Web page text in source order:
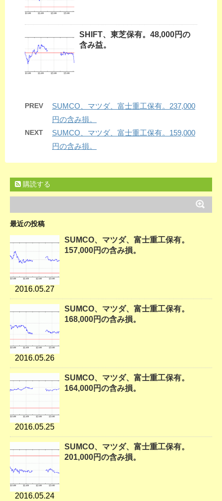
SHIFT、東芝保有。48,000円の
含み益。
PREV
SUMCO、マツダ、富士重工保有。237,000
円の含み損。
NEXT
SUMCO、マツダ、富士重工保有。159,000
円の含み損。
購読する
最近の投稿
2016.05.27
SUMCO、マツダ、富士重工保有。
157,000円の含み損。
2016.05.26
SUMCO、マツダ、富士重工保有。
168,000円の含み損。
2016.05.25
SUMCO、マツダ、富士重工保有。
164,000円の含み損。
2016.05.24
SUMCO、マツダ、富士重工保有。
201,000円の含み損。